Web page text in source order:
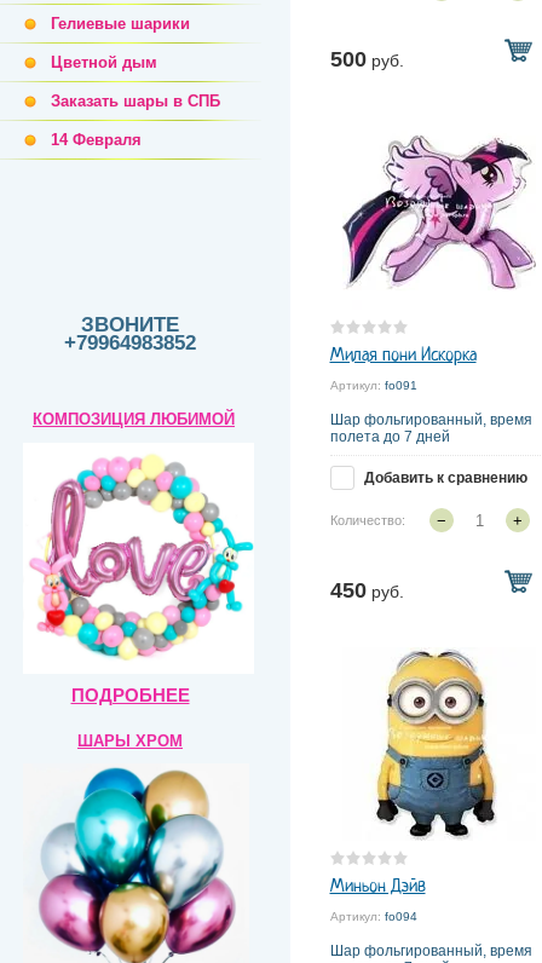
Гелиевые шарики
Цветной дым
Заказать шары в СПБ
14 Февраля
ЗВОНИТЕ
+79964983852
КОМПОЗИЦИЯ ЛЮБИМОЙ
ПОДРОБНЕЕ
ШАРЫ ХРОМ
500руб.
Милая пони Искорка
Артикул: fo091
Шар фольгированный, время
полета до 7 дней
Добавить к сравнению
Количество: − +
450руб.
Миньон Дэйв
Артикул: fo094
Шар фольгированный, время